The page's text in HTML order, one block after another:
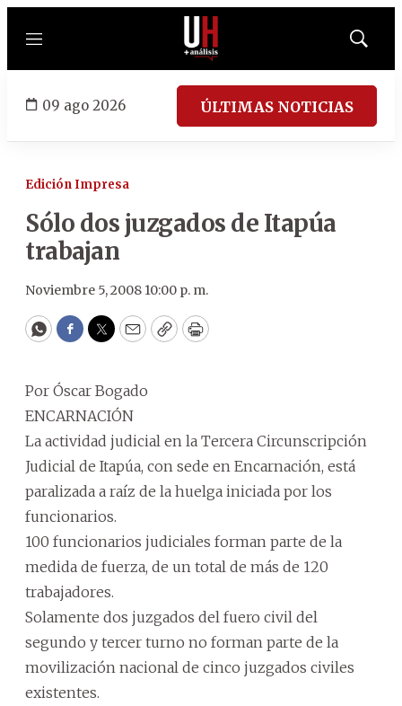
Menú
Mostrar
09 ago 2026 ÚLTIMAS NOTICIAS
Edición Impresa
Sólo dos juzgados de Itapúa
trabajan
Noviembre 5, 2008 10:00 p. m.
WhatsApp
Facebook
Twitter
EmailCopyPrint
Por Óscar Bogado
ENCARNACIÓN
La actividad judicial en la Tercera Circunscripción
Judicial de Itapúa, con sede en Encarnación, está
paralizada a raíz de la huelga iniciada por los
funcionarios.
100 funcionarios judiciales forman parte de la
medida de fuerza, de un total de más de 120
trabajadores.
Solamente dos juzgados del fuero civil del
segundo y tercer turno no forman parte de la
movilización nacional de cinco juzgados civiles
existentes.